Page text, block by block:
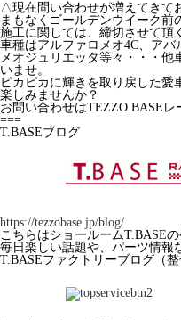
△現在問い合わせが増えてきて
まもなくゴールデンウイーク前
施工に関しては、締切させて頂
車種はアルファロメオ4C、アバ
メオジュリエッタ等々・・・他
いませ。
ピカピカに輝きを取り戻した愛
楽しみませんか？
お問い合わせはTEZZO BASEレ
===
T.BASEブログ
https://tezzobase.jp/blog/
こちらはショールームT.BASEの
毎日楽しい話題や、パーツ情報
T.BASEファクトリーブログ（整